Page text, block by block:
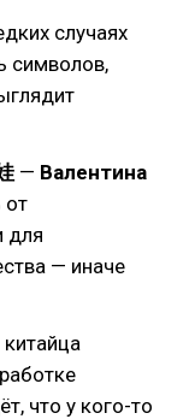
случаях
символов,
— Валентина
от
для
— иначе
что у кого-то